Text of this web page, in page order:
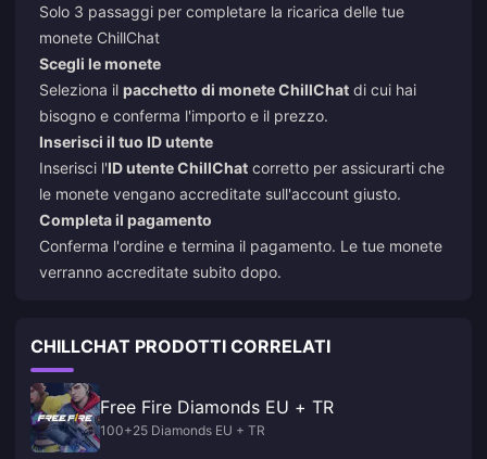
Solo 3 passaggi per completare la ricarica delle tue
monete ChillChat
Scegli le monete
Seleziona il pacchetto di monete ChillChat di cui hai
bisogno e conferma l'importo e il prezzo.
Inserisci il tuo ID utente
Inserisci l'ID utente ChillChat corretto per assicurarti che
le monete vengano accreditate sull'account giusto.
Completa il pagamento
Conferma l'ordine e termina il pagamento. Le tue monete
verranno accreditate subito dopo.
CHILLCHAT PRODOTTI CORRELATI
Free Fire Diamonds EU + TR
100+25 Diamonds EU + TR